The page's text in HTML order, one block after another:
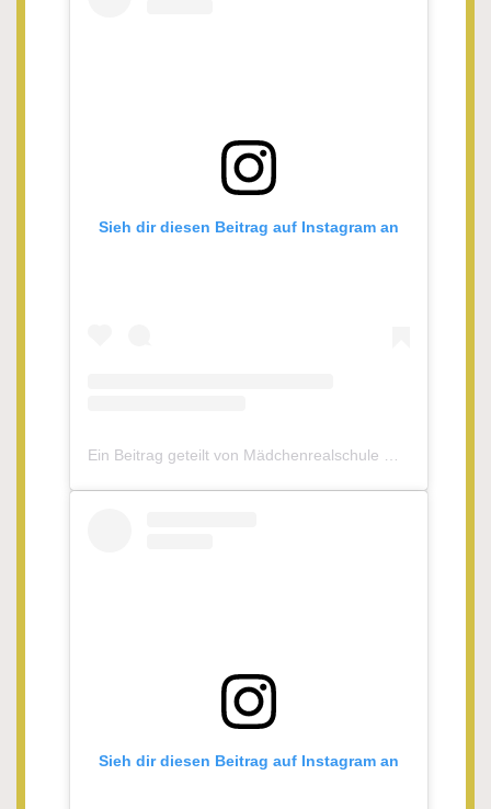
Sieh dir diesen Beitrag auf Instagram an
Sieh dir diesen Beitrag auf Instagram an